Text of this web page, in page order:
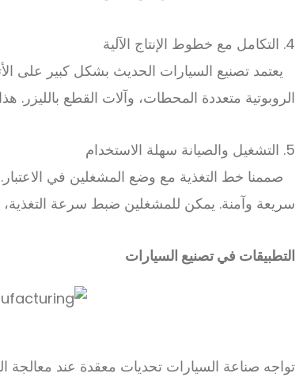
4. التكامل مع خطوط الإنتاج الآلية
يعتمد تصنيع السيارات الحديث بشكل كبير على
الروبوتية متعددة المحطات، وآلات القطع
5. التشغيل والصيانة سهلة الاستخدام
صممنا خط التغذية مع وضع المشغلين في الاعتبار.
سريعة وآمنة. يمكن للمشغلين ضبط سرعة التغذية،
التطبيقات في تصنيع السيارات
تواجه صناعة السيارات تحديات معقدة عند معالجة